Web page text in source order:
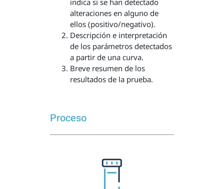
indica si se han detectado
alteraciones en alguno de
ellos (positivo/negativo).
Descripción e interpretación
de los parámetros detectados
a partir de una curva.
Breve resumen de los
resultados de la prueba.
Proceso